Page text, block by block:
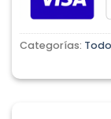
Categorías: